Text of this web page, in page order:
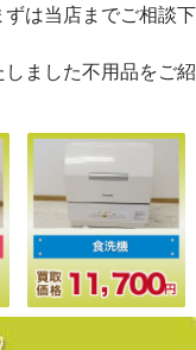
は当店までご相談下
ました不用品をご紹